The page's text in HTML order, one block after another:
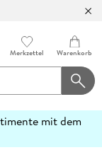
Merkzettel Warenkorb
mit dem